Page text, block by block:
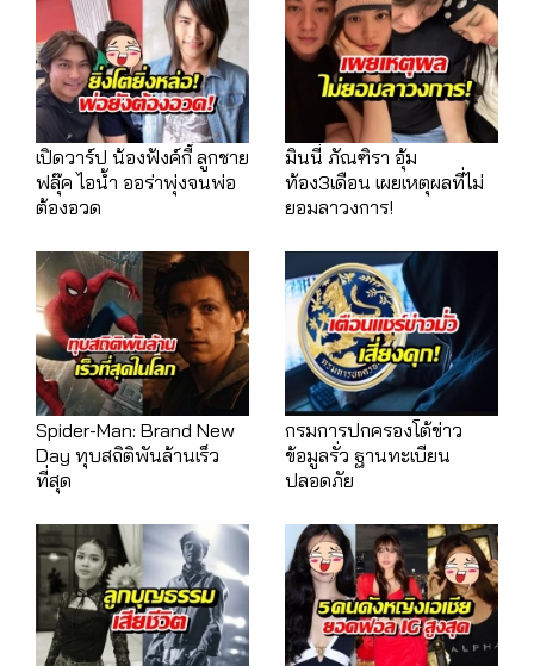
เปิดวาร์ป น้องฟังค์กี้ ลูกชาย
ฟลุ๊ค ไอน้ำ ออร่าพุ่งจนพ่อ
ต้องอวด
มินนี่ ภัณฑิรา อุ้ม
ท้อง3เดือน เผยเหตุผลที่ไม่
ยอมลาวงการ!
Spider-Man: Brand New
Day ทุบสถิติพันล้านเร็ว
ที่สุด
กรมการปกครองโต้ข่าว
ข้อมูลรั่ว ฐานทะเบียน
ปลอดภัย